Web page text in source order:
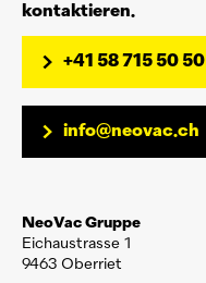
kontaktieren.
+41 58 715 50 50
info@neovac.ch
NeoVac Gruppe
Eichaustrasse 1
9463 Oberriet